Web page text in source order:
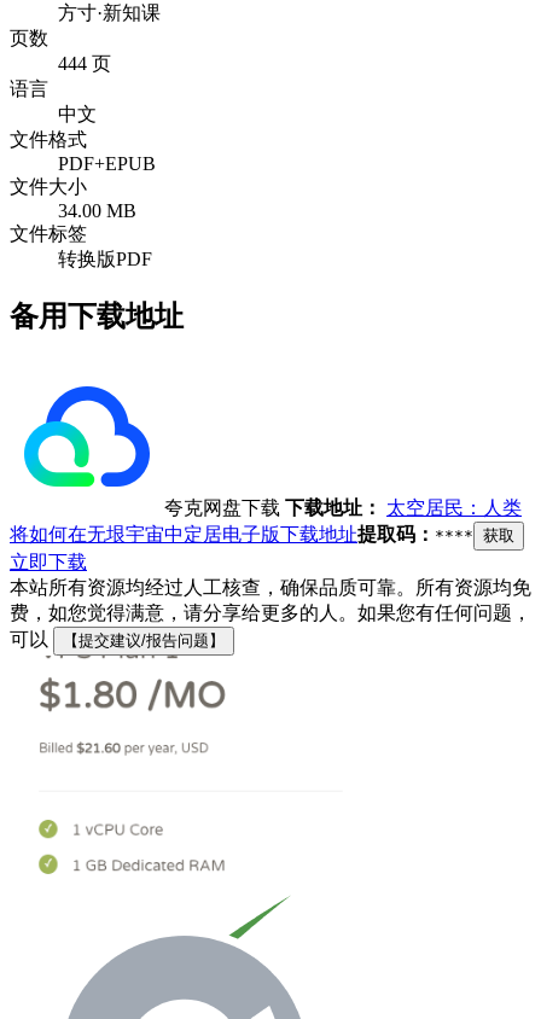
方寸·新知课
页数
444 页
语言
中文
文件格式
PDF+EPUB
文件大小
34.00 MB
文件标签
转换版PDF
备用下载地址
夸克网盘下载 下载地址： 太空居民：人类
将如何在无垠宇宙中定居电子版下载地址提取码： **** 获取
立即下载
本站所有资源均经过人工核查，确保品质可靠。所有资源均免
费，如您觉得满意，请分享给更多的人。如果您有任何问题，
可以
【提交建议/报告问题】